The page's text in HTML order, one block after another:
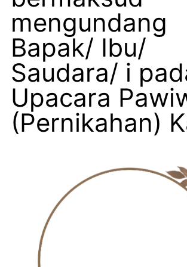
mengundang
Bapak/ Ibu/
Saudara/ i
Upacara
(Pernikahan)